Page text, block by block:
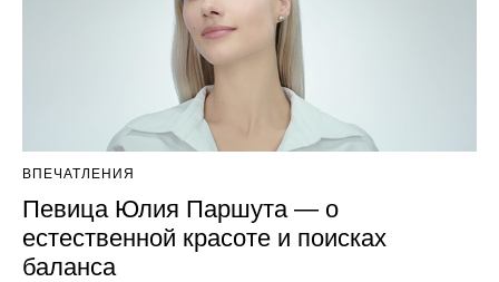
ВПЕЧАТЛЕНИЯ
Певица Юлия Паршута — о
естественной красоте и поисках
баланса